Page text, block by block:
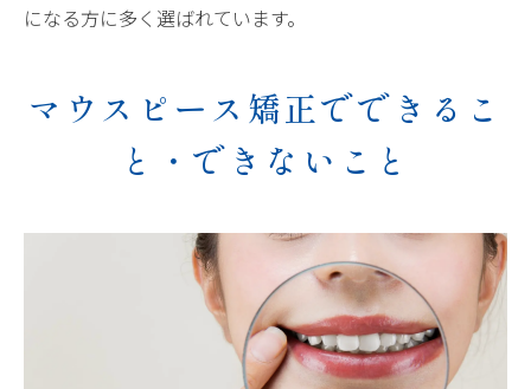
になる方に多く選ばれています。
マウスピース矯正でできるこ
と・できないこと